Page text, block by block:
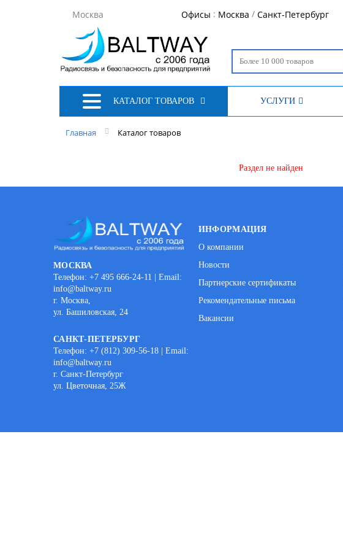
Москва Офисы : Москва / Санкт-Петербург
КАТАЛОГ ТОВАРОВ УСЛУГИ
Главная Каталог товаров
Раздел не найден
МОСКВА
Телефон: +7 495 666-24-11 | Email:
info@baltway.ru
г. Москва,
ул. Башиловская, 24
САНКТ-ПЕТЕРБУРГ
Телефон: +7 (812) 309-56-18 | Email:
info@baltway.ru
г. Санкт-Петербург
ул. Цветочная, 25Ж
ИНФОРМАЦИЯ
О компании
Новости
Партнерские сертификаты
Рекомендательные письма
Вакансии